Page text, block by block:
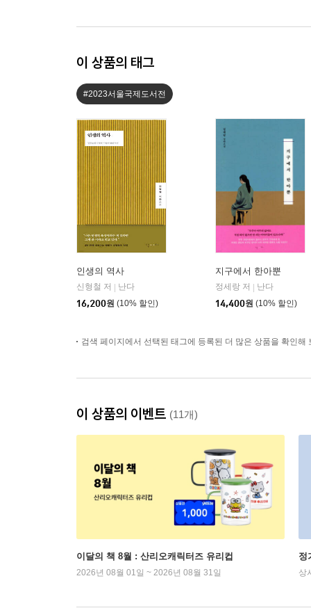
이 상품의 태그
#2023서울국제도서전
인생의 역사
신형철 저
난다
16,200원 (10% 할인)
지구에서 한아뿐
정세랑 저
난다
14,400원 (10% 할인)
검색 페이지에서 선택된 태그에 등록된 더 많은 상품을 확인해
이 상품의 이벤트 (11개)
이달의 책 8월 : 산리오캐릭터즈 유리컵
2026년 08월 01일 ~ 2026년 08월 31일
정
상